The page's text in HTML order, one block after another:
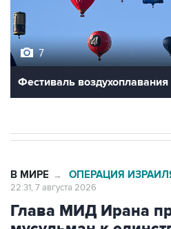
Фестиваль воздухоплавания
Глава МИД Ирана
мусульман к
против общих